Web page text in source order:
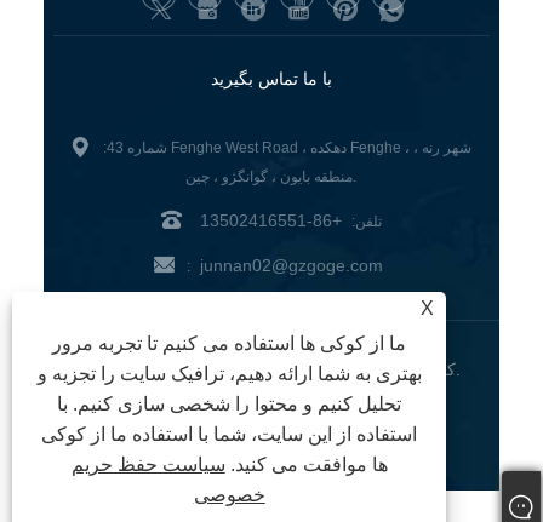
با ما تماس بگیرید
:شماره 43 Fenghe West Road ، دهکده Fenghe ، شهر رنه ،
تلفن: +86-13502416551
: junnan02@gzgoge.com
کپی رایت © 2024 شرکت فناوری سمعی و بصری
Links
Sitemap | XML
سیاست حفظ حریم خصوصی |
X
ما از کوکی ها استفاده می کنیم تا تجربه مرور
بهتری به شما ارائه دهیم، ترافیک سایت را تجزیه و
تحلیل کنیم و محتوا را شخصی سازی کنیم. با
استفاده از این سایت، شما با استفاده ما از کوکی
ها موافقت می کنید. سیاست حفظ حریم
خصوصی